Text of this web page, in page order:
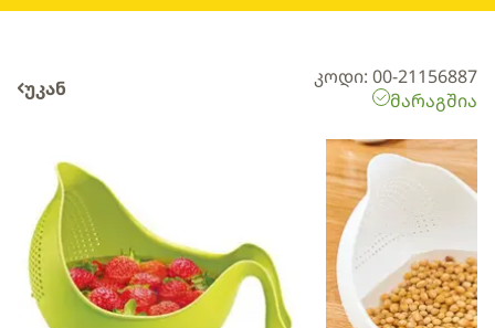
უკან
კოდი: 00-21156887
მარაგშია